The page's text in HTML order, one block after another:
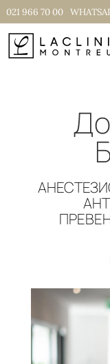
021 966 70 00